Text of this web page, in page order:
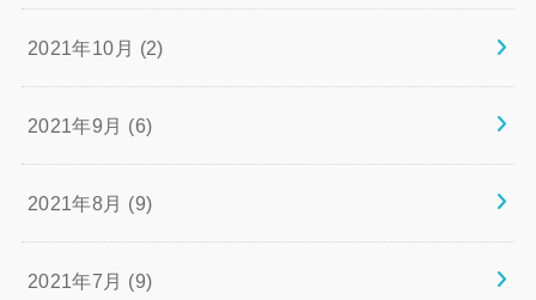
2021年10月 (2)
2021年9月 (6)
2021年8月 (9)
2021年7月 (9)